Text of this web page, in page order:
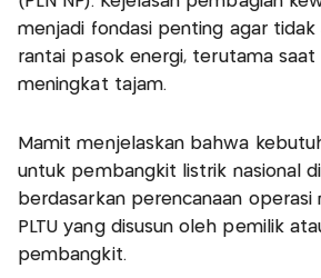
menjadi fondasi penting agar tidak
rantai pasok energi, terutama
meningkat tajam.
Mamit menjelaskan bahwa
untuk pembangkit listrik nasional
berdasarkan perencanaan operasi
PLTU yang disusun oleh pemilik
pembangkit.